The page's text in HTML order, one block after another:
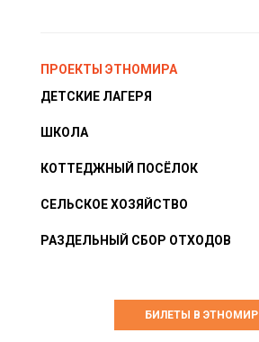
ПРОЕКТЫ ЭТНОМИРА
ДЕТСКИЕ ЛАГЕРЯ
ШКОЛА
КОТТЕДЖНЫЙ ПОСЁЛОК
СЕЛЬСКОЕ ХОЗЯЙСТВО
РАЗДЕЛЬНЫЙ СБОР ОТХОДОВ
БИЛЕТЫ В ЭТНОМИР